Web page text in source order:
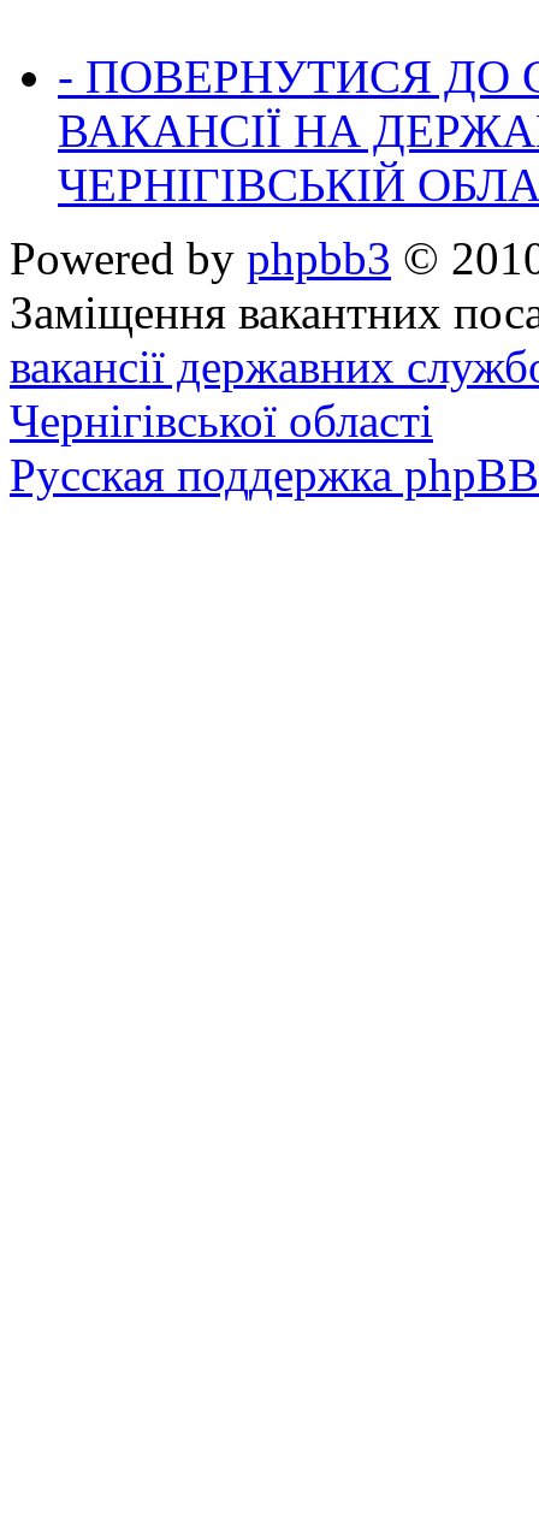
- ПОВЕРНУТИСЯ ДО
ВАКАНСІЇ НА
ЧЕРНІГІВСЬКІЙ
Powered by phpbb3 ©
Заміщення вакантних
вакансії державних
Чернігівської області
Русская поддержка phpBB